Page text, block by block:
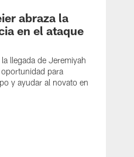
abraza la
en el ataque
llegada de Jeremiyah
para
y ayudar al novato en